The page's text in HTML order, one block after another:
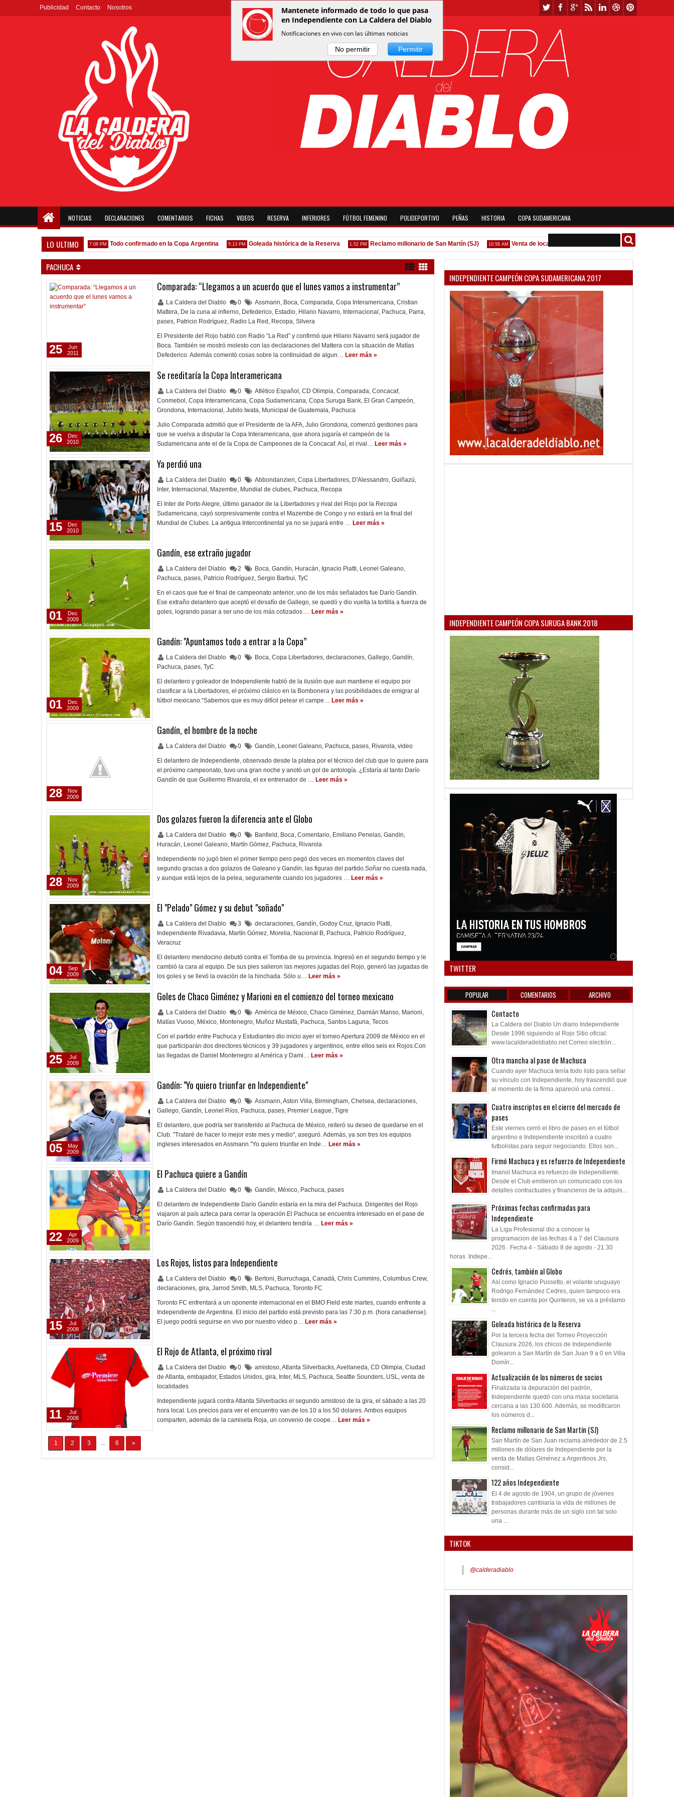
Publicidad Contacto Nosotros
NOTICIAS DECLARACIONES COMENTARIOS FICHAS VIDEOS RESERVA INFERIORES FÚTBOL FEMENINO POLIDEPORTIVO PEÑAS HISTORIA COPA SUDAMERICANA
LO ULTIMO
venga gente nueva" 7:08 PM Todo confirmado en la Copa Argentina 5:13 PM Goleada histórica de la Reserva 1:52 PM Reclamo millonario de San Martín (SJ) 10:58 AM Venta de localidades ante Platense Godoy
PACHUCA
Comparada: “Llegamos a un acuerdo que el lunes vamos a instrumentar”
La Caldera del Diablo 0 Assmann, Boca, Comparada, Copa Interamericana, Cristian
Mattera, De la cuna al infierno, Defederico, Estadio, Hilario Navarro, Internacional , Pachuca, Parra,
pases, Patricio Rodríguez, Radio La Red , Recopa, Silvera
El Presidente del Rojo habló con Radio “La Red” y confirmó que Hilario Navarro será jugador de
Boca. También se mostró molesto con las declaraciones del Mattera con la situación de Matías
Defederico. Además comentó cosas sobre la continuidad de algun… Leer más »
25
Jun
2011
Se reeditaría la Copa Interamericana
La Caldera del Diablo 0 Atlético Español , CD Olimpia, Comparada, Concacaf,
Conmebol , Copa Interamericana, Copa Sudamericana, Copa Suruga Bank, El Gran Campeón,
Grondona, Internacional , Jubilo Iwata, Municipal de Guatemala, Pachuca
Julio Comparada admitió que el Presidente de la AFA, Julio Grondona, comenzó gestiones para
que se vuelva a disputar la Copa Interamericana, que ahora jugaría el campeón de la
Sudamericana ante el de la Copa de Campeones de la Concacaf. Así, el rival… Leer más »
26
Dec
2010
Ya perdió una
La Caldera del Diablo 0 Abbondanzieri, Copa Libertadores, D'Alessandro, Guiñazú,
Inter, Internacional , Mazembe, Mundial de clubes, Pachuca, Recopa
El Inter de Porto Alegre, último ganador de la Libertadores y rival del Rojo por la Recopa
Sudamericana, cayó sorpresivamente contra el Mazembe de Congo y no estará en la final del
Mundial de Clubes. La antigua Intercontinental ya no se jugará entre … Leer más »
15
Dec
2010
Gandín, ese extraño jugador
La Caldera del Diablo 2 Boca, Gandín, Huracán, Ignacio Piatti, Leonel Galeano,
Pachuca, pases, Patricio Rodríguez, Sergio Barbui, TyC
En el caos que fue el final de campeonato anterior, uno de los más señalados fue Darío Gandín.
Ese extraño delantero que aceptó el desafío de Gallego, se quedó y dio vuelta la tortilla a fuerza de
goles, logrando pasar a ser uno de los más cotizados … Leer más »
01
Dec
2009
Gandín: "Apuntamos todo a entrar a la Copa”
La Caldera del Diablo 0 Boca, Copa Libertadores, declaraciones, Gallego, Gandín,
Pachuca, pases, TyC
El delantero y goleador de Independiente habló de la ilusión que aun mantiene el equipo por
clasificar a la Libertadores, el próximo clásico en la Bombonera y las posibilidades de emigrar al
fútbol mexicano.“Sabemos que es muy difícil pelear el campe… Leer más »
01
Dec
2009
Gandín, el hombre de la noche
La Caldera del Diablo 0 Gandín, Leonel Galeano, Pachuca, pases, Rivarola, video
El delantero de Independiente, observado desde la platea por el técnico del club que lo quiere para
el próximo campeonato, tuvo una gran noche y anotó un gol de antología. ¿Estaría al tanto Darío
Gandín de que Guillermo Rivarola, el ex entrenador de … Leer más »
28
Nov
2009
Dos golazos fueron la diferencia ante el Globo
La Caldera del Diablo 0 Banfield , Boca, Comentario, Emiliano Penelas, Gandín,
Huracán, Leonel Galeano, Martín Gómez, Pachuca, Rivarola
Independiente no jugó bien el primer tiempo pero pegó dos veces en momentos claves del
segundo gracias a dos golazos de Galeano y Gandín, las figuras del partido.Soñar no cuesta nada,
y aunque está lejos de la pelea, seguramente cuando los jugadores … Leer más »
28
Nov
2009
El "Pelado" Gómez y su debut "soñado"
La Caldera del Diablo 3 declaraciones, Gandín, Godoy Cruz, Ignacio Piatti,
Independiente Rivadavia, Martín Gómez, Morelia, Nacional B, Pachuca, Patricio Rodríguez,
Veracruz
El delantero mendocino debutó contra el Tomba de su provincia. Ingresó en el segundo tiempo y le
cambió la cara al equipo. De sus pies salieron las mejores jugadas del Rojo, generó las jugadas de
los goles y se llevó la ovación de la hinchada. Sólo u… Leer más »
04
Sep
2009
Goles de Chaco Giménez y Marioni en el comienzo del torneo mexicano
La Caldera del Diablo 0 América de México, Chaco Giménez, Damián Manso, Marioni,
Matías Vuoso, México, Montenegro, Muñoz Mustafá, Pachuca, Santos Laguna, Tecos
Con el partido entre Pachuca y Estudiantes dio inicio ayer el torneo Apertura 2009 de México en el
que participarán dos directores técnicos y 39 jugadores y argentinos, entre ellos seis ex Rojos.Con
las llegadas de Daniel Montenegro al América y Dami… Leer más »
25
Jul
2009
Gandín: "Yo quiero triunfar en Independiente"
La Caldera del Diablo 0 Assmann,Aston Villa, Birmingham, Chelsea, declaraciones,
Gallego, Gandín, Leonel Ríos, Pachuca, pases, Premier League, Tigre
El delantero, que podría ser transferido al Pachuca de México, reiteró su deseo de quedarse en el
Club. "Trataré de hacer lo mejor este mes y medio", aseguró. Además, ya son tres los equipos
ingleses interesados en Assmann."Yo quiero triunfar en Inde… Leer más »
05
May
2009
El Pachuca quiere a Gandín
La Caldera del Diablo 0 Gandín, México, Pachuca, pases
El delantero de Independiente Darío Gandín estaría en la mira del Pachuca. Dirigentes del Rojo
viajaron al país azteca para cerrar la operación.El Pachuca se encuentra interesado en el pase de
Darío Gandín. Según trascendió hoy, el delantero tendría … Leer más »
22
Apr
2009
Los Rojos, listos para Independiente
La Caldera del Diablo 0 Bertoni, Burruchaga, Canadá, Chris Cummins, Columbus Crew,
declaraciones, gira, Jarrod Smith, MLS, Pachuca, Toronto FC
Toronto FC enfrentará a un oponente internacional en el BMO Field este martes, cuando enfrente a
Independiente de Argentina. El inicio del partido está previsto para las 7:30 p.m. (hora canadiense).
El juego podrá seguirse en vivo por nuestro video p… Leer más »
15
Jul
2008
El Rojo de Atlanta, el próximo rival
La Caldera del Diablo 0 amistoso,Atlanta Silverbacks,Avellaneda, CD Olimpia, Ciudad
de Atlanta, embajador, Estados Unidos, gira, Inter, MLS, Pachuca, Seattle Sounders, USL, venta de
localidades
Independiente jugará contra Atlanta Silverbacks el segundo amistoso de la gira, el sábado a las 20
hora local. Los precios para ver el encuentro van de los 10 a los 50 dolares. Ambos equipos
comparten, además de la camiseta Roja, un convenio de coope… Leer más »
11
Jul
2008
1 2 3 ... 6 »
INDEPENDIENTE CAMPEÓN COPA SUDAMERICANA 2017
INDEPENDIENTE CAMPEÓN COPA SURUGA BANK 2018
TWITTER
POPULAR COMENTARIOS ARCHIVO
Contacto
La Caldera del Diablo Un diario Independiente
Desde 1996 siguiendo al Rojo Sitio oficial:
www.lacalderadeldiablo.net Correo electrón...
Otra mancha al pase de Machuca
Cuando ayer Machuca tenía todo listo para sellar
su vínculo con Independiente, hoy trascendió que
al momento de la firma apareció una comisi...
Cuatro inscriptos en el cierre del mercado de
pases
Este viernes cerró el libro de pases en el fútbol
argentino e Independiente inscribió a cuatro
futbolistas para seguir negociando. Ellos son...
Firmó Machuca y es refuerzo de Independiente
Imanol Machuca es refuerzo de Independiente.
Desde el Club emitieron un comunicado con los
detalles contractuales y financieros de la adquis...
Próximas fechas confirmadas para
Independiente
La Liga Profesional dio a conocer la
programacion de las fechas 4 a 7 del Clausura
2026. Fecha 4 - Sábado 8 de agosto - 21.30
horas Indepe...
Cedrés, también al Globo
Así como Ignacio Pussetto, el volante uruguayo
Rodrigo Fernández Cedres, quien tampoco era
tenido en cuenta por Quinteros, se va a préstamo
...
Goleada histórica de la Reserva
Por la tercera fecha del Torneo Proyección
Clausura 2026, los chicos de Independiente
golearon a San Martín de San Juan 9 a 0 en Villa
Domín...
Actualización de los números de socios
Finalizada la depuración del padrón,
Independiente quedó con una masa societaria
cercana a las 130.600. Además, se modificaron
los números d...
Reclamo millonario de San Martín (SJ)
San Martín de San Juan reclama alrededor de 2.5
millones de dólares de Independiente por la
venta de Matías Giménez a Argentinos Jrs,
consid...
122 años Independiente
El 4 de agosto de 1904, un grupo de jóvenes
trabajadores cambiaría la vida de millones de
personas durante más de un siglo con tal solo
una ...
TIKTOK
@calderadiablo
Mantenete informado de todo lo que pasa
en Independiente con La Caldera del Diablo
Notificaciones en vivo con las últimas noticias
No permitir Permitir